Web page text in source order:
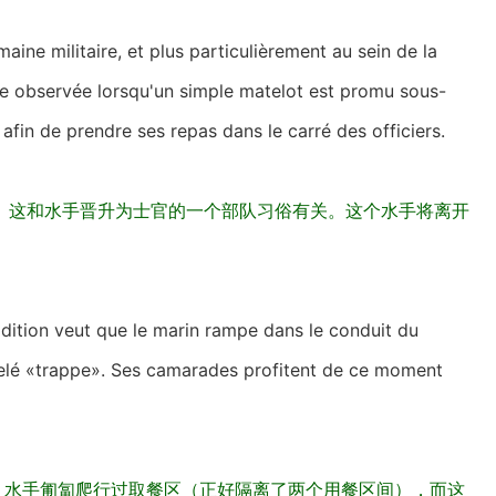
militaire, et plus particulièrement au sein de la
observée lorsqu'un simple matelot est promu sous-
de prendre ses repas dans le carré des officiers.
和水手晋升为士官的一个部队习俗有关。这个水手将离开
veut que le marin rampe dans le conduit du
«trappe». Ses camarades profitent de ce moment
手匍匐爬行过取餐区（正好隔离了两个用餐区间），而这